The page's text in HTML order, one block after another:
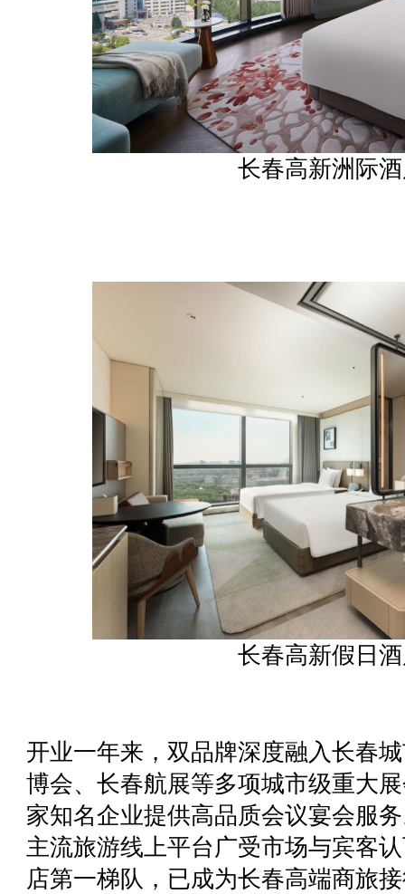
长春高新洲际
长春高新假日
开业一年来，双品牌深度融入长春
博会、长春航展等多项城市级重大
家知名企业提供高品质会议宴会服
主流旅游线上平台广受市场与宾客
店第一梯队，已成为长春高端商旅